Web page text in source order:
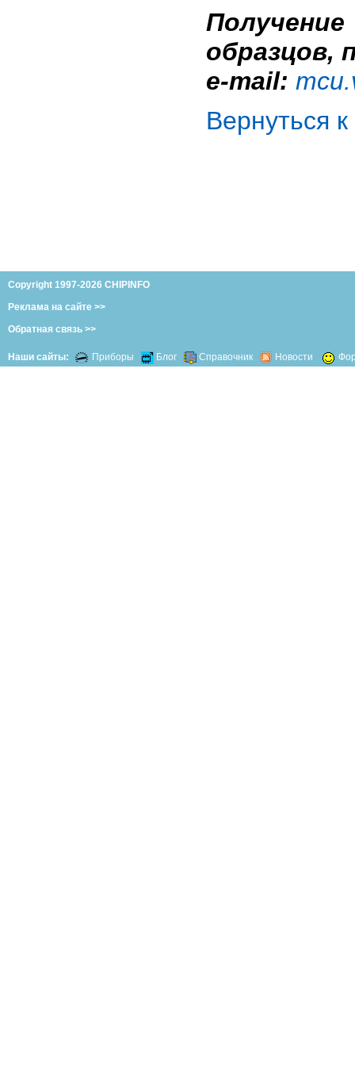
образцов,
e-mail:
Вернуться
Copyright 1997-2026 CHIPINFO
Реклама на сайте >>
Обратная связь >>
Наши сайты: Приборы Блог Справочник Новости